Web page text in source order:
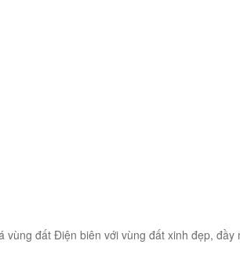
đất Điện biên với vùng đất xinh đẹp,